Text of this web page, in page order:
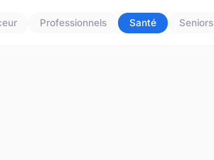
Professionnels Santé Seniors